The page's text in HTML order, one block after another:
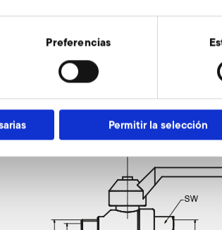
Preferencias
Permitir la selección
montaje en lado de presión